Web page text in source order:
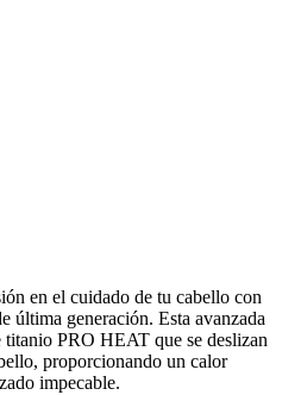
en el cuidado de tu cabello con
última generación. Esta avanzada
titanio PRO HEAT que se deslizan
proporcionando un calor
impecable.